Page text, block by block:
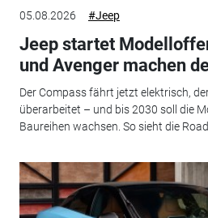
05.08.2026 #Jeep
Jeep startet
und Avenger machen
Der Compass fährt jetzt elektrisch,
überarbeitet – und bis 2030 soll die
Baureihen wachsen. So sieht die